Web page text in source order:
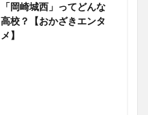
「岡崎城西」ってどんな
高校？【おかざきエンタ
メ】